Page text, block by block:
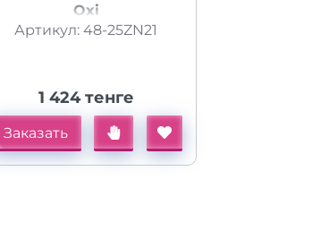
Oxi
Артикул: 48-25ZN21
1 424 тенге
Заказать